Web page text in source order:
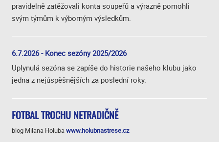
pravidelně zatěžovali konta soupeřů a výrazně pomohli
svým týmům k výborným výsledkům.
6.7.2026 - Konec sezóny 2025/2026
Uplynulá sezóna se zapíše do historie našeho klubu jako
jedna z nejúspěšnějších za poslední roky.
FOTBAL TROCHU NETRADIČNĚ
blog Milana Holubawww.holubnastrese.cz